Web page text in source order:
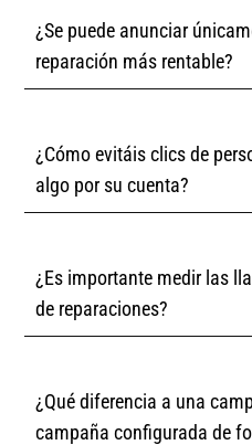
¿Se puede anunciar
reparación más rentable?
¿Cómo evitáis clics de
algo por su cuenta?
¿Es importante medir las
de reparaciones?
¿Qué diferencia a una
campaña configurada de